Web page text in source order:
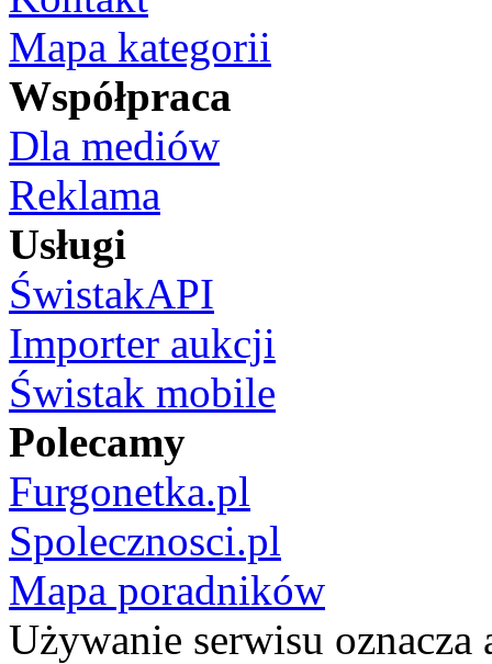
Mapa kategorii
Współpraca
Dla mediów
Reklama
Usługi
ŚwistakAPI
Importer aukcji
Świstak mobile
Polecamy
Furgonetka.pl
Spolecznosci.pl
Mapa poradników
Używanie serwisu oznacza